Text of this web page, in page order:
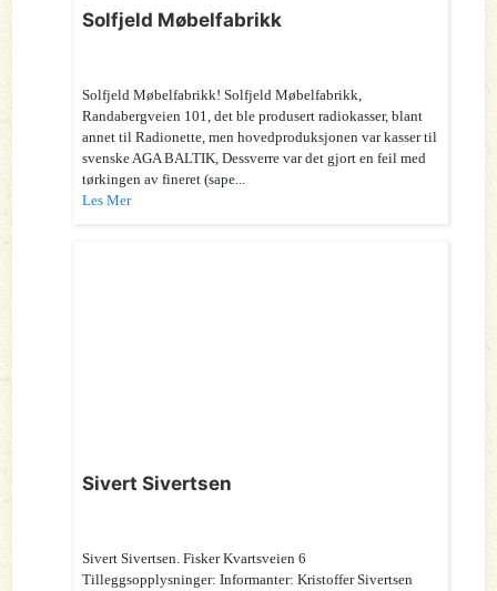
Solfjeld Møbelfabrikk
Solfjeld Møbelfabrikk! Solfjeld Møbelfabrikk,
Randabergveien 101, det ble produsert radiokasser, blant
annet til Radionette, men hovedproduksjonen var kasser til
svenske AGA BALTIK, Dessverre var det gjort en feil med
tørkingen av fineret (sape...
Les Mer
Sivert Sivertsen
Sivert Sivertsen. Fisker Kvartsveien 6
Tilleggsopplysninger: Informanter: Kristoffer Sivertsen